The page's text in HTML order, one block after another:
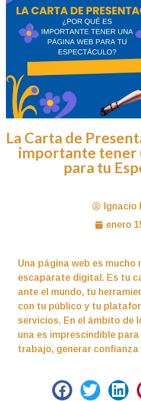
La Carta de
importante tener
para tu
Ignacio
enero
Una página web es mucho
escaparate digital. Es tu
ante el mundo, tu
con tu público y tu
servicios. En el ámbito de
una es imprescindible
trabajo, generar